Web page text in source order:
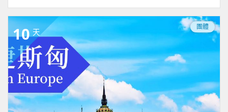
10 天
團體